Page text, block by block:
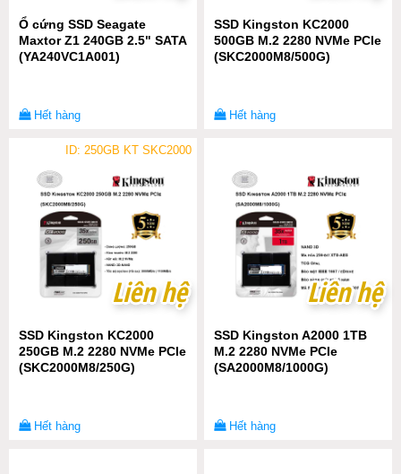
Ổ cứng SSD Seagate
Maxtor Z1 240GB 2.5" SATA
(YA240VC1A001)
Hết hàng
SSD Kingston KC2000
500GB M.2 2280 NVMe PCIe
(SKC2000M8/500G)
Hết hàng
ID: 250GB KT SKC2000
Liên hệ
Liên hệ
SSD Kingston KC2000
250GB M.2 2280 NVMe PCIe
(SKC2000M8/250G)
Hết hàng
Liên hệ
Liên hệ
SSD Kingston A2000 1TB
M.2 2280 NVMe PCIe
(SA2000M8/1000G)
Hết hàng